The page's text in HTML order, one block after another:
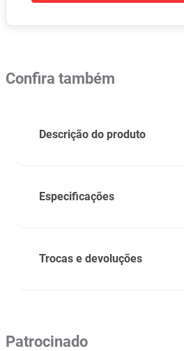
Confira também
Descrição do produto
Especificações
Trocas e devoluções
Patrocinado